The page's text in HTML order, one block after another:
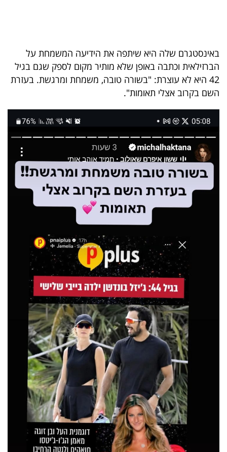
הכלכלי
פודקאסט
40
UNDER
40
שיתופי
פעולה
ניוזלטרים
אחרינו:
באינסטגרם שלה היא שיתפה את הידיעה המשמחת על
הברזילאית וכתבה באופן שלא מותיר מקום לספק שגם בגיל
42 היא לא עוצרת: "בשורה טובה, משמחת ומרגשת. בעזרת
השם בקרוב אצלי תאומות".